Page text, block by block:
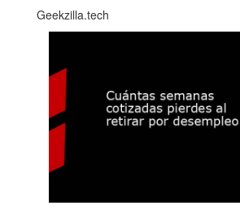
Geekzilla.tech